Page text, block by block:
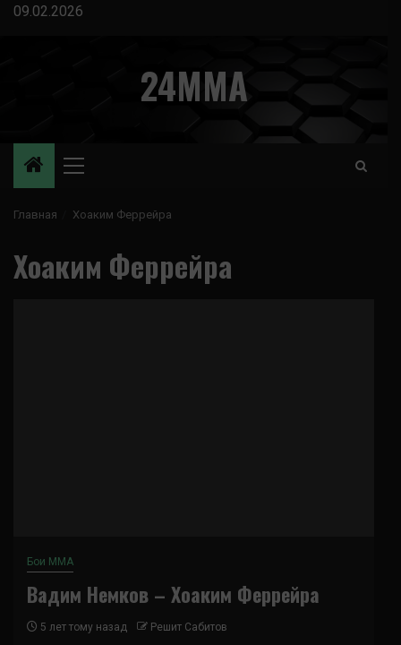
Перейти
09.02.2026
24MMA
Основное
Главная Хоаким Феррейра
Хоаким Феррейра
Бои ММА
Вадим Немков – Хоаким Феррейра
5 лет тому назад Решит Сабитов